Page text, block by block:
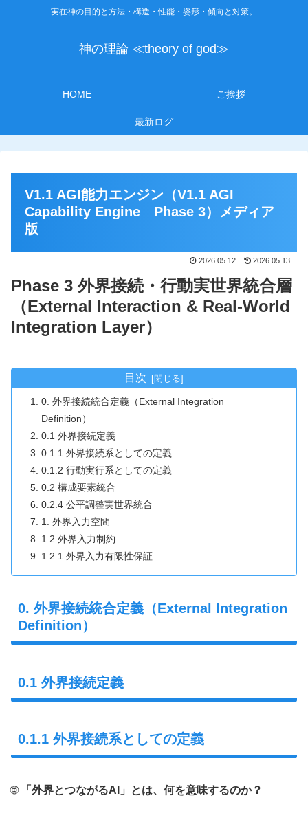
実在神の目的と方法・構造・性能・姿形・傾向と対策。
神の理論 ≪theory of god≫
HOME ご挨拶
最新ログ
V1.1 AGI能力エンジン（V1.1 AGI
Capability Engine Phase 3）メディア
版
2026.05.12 2026.05.13
Phase 3 外界接続・行動実世界統合層
（External Interaction & Real-World
Integration Layer）
目次
0. 外界接続統合定義（External Integration
Definition）
0.1 外界接続定義
0.1.1 外界接続系としての定義
0.1.2 行動実行系としての定義
0.2 構成要素統合
0.2.4 公平調整実世界統合
1. 外界入力空間
1.2 外界入力制約
1.2.1 外界入力有限性保証
0. 外界接続統合定義（External Integration
Definition）
0.1 外界接続定義
0.1.1 外界接続系としての定義
🌐 「外界とつながるAI」とは、何を意味するのか？